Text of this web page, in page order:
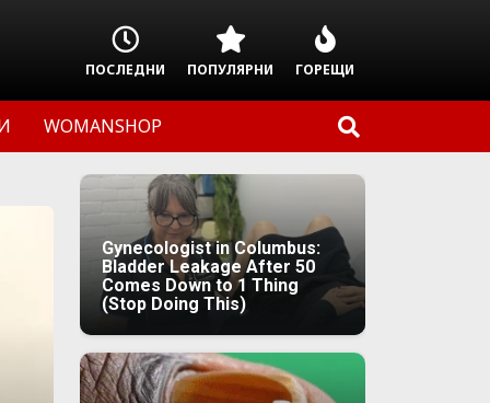
ПОСЛЕДНИ ПОПУЛЯРНИ ГОРЕЩИ
WOMANSHOP
Gynecologist in Columbus:
Bladder Leakage After 50
Comes Down to 1 Thing
(Stop Doing This)